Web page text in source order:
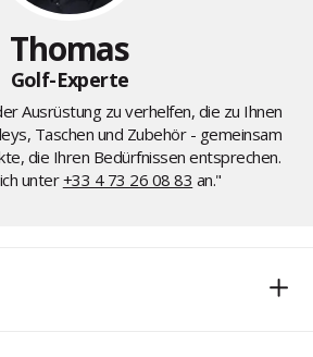
Thomas
Golf-Experte
Ausrüstung zu verhelfen, die zu Ihnen
Taschen und Zubehör - gemeinsam
die Ihren Bedürfnissen entsprechen.
unter+33 4 73 26 08 83 an."